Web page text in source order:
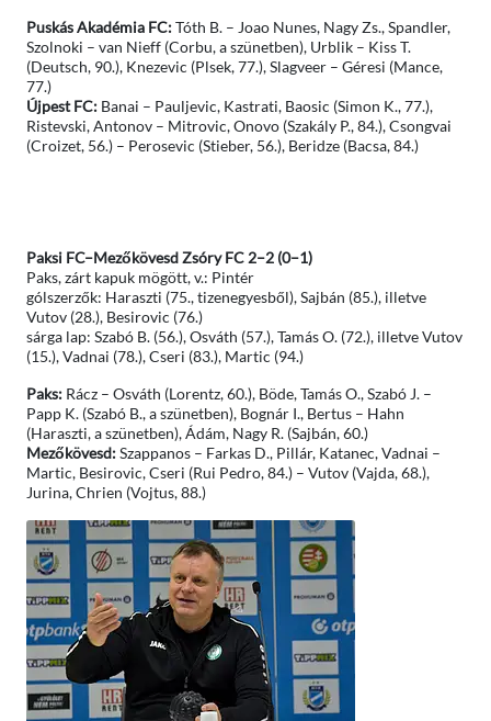
Puskás Akadémia FC:Tóth B. – Joao Nunes, Nagy Zs., Spandler,
Szolnoki – van Nieff (Corbu, a szünetben), Urblik – Kiss T.
(Deutsch, 90.), Knezevic (Plsek, 77.), Slagveer – Géresi (Mance,
77.)
Újpest FC: Banai – Pauljevic, Kastrati, Baosic (Simon K., 77.),
Ristevski, Antonov – Mitrovic, Onovo (Szakály P., 84.), Csongvai
(Croizet, 56.) – Perosevic (Stieber, 56.), Beridze (Bacsa, 84.)
Paksi FC–Mezőkövesd Zsóry FC 2–2 (0–1)
Paks, zárt kapuk mögött, v.: Pintér
gólszerzők: Haraszti (75., tizenegyesből), Sajbán (85.), illetve
Vutov (28.), Besirovic (76.)
sárga lap: Szabó B. (56.), Osváth (57.), Tamás O. (72.), illetve Vutov
(15.), Vadnai (78.), Cseri (83.), Martic (94.)
Paks: Rácz – Osváth (Lorentz, 60.), Böde, Tamás O., Szabó J. –
Papp K. (Szabó B., a szünetben), Bognár I., Bertus – Hahn
(Haraszti, a szünetben), Ádám, Nagy R. (Sajbán, 60.)
Mezőkövesd:Szappanos – Farkas D., Pillár, Katanec, Vadnai –
Martic, Besirovic, Cseri (Rui Pedro, 84.) – Vutov (Vajda, 68.),
Jurina, Chrien (Vojtus, 88.)